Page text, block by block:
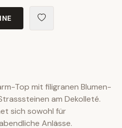
Top mit filigranen Blumen-
am Dekolleté.
sich sowohl für
Anlässe.